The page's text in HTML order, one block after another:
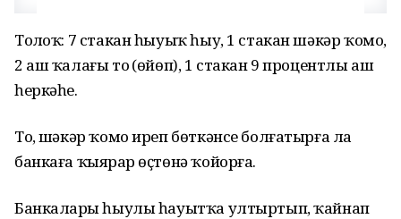
Тоҙлоҡ: 7 стакан һыуыҡ һыу, 1 стакан шәкәр ҡомо,
2 аш ҡалағы тоҙ (өйөп), 1 стакан 9 процентлы аш
һеркәһе.
Тоҙ, шәкәр ҡомо иреп бөткәнсе болғатырға ла
банкаға ҡыярҙар өҫтөнә ҡойорға.
Банкаларҙы һыулы һауытҡа ултыртып, ҡайнап